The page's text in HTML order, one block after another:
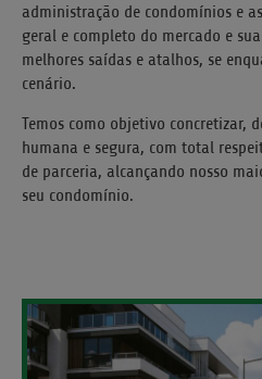
administração de condomínios e
geral e completo do mercado e
melhores saídas e atalhos, se
cenário.
Temos como objetivo concretizar,
humana e segura, com total
de parceria, alcançando nosso
seu condomínio.